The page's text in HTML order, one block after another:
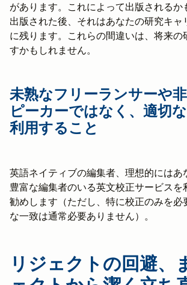
があります。これによって出版される
出版された後、それはあなたの研究キ
に残ります。これらの間違いは、将来
すかもしれません。
未熟なフリーランサーや
ピーカーではなく、適切
利用すること
英語ネイティブの編集者、理想的にはあ
豊富な編集者のいる英文校正サービス
勧めします（ただし、特に校正のみを必
な一致は通常必要ありません）。
リジェクトの回避、